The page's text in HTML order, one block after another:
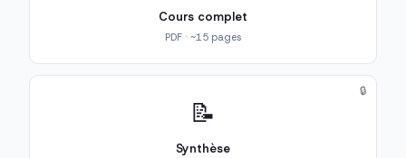
Cours complet
PDF · ~15 pages
📝
Synthèse
🔒